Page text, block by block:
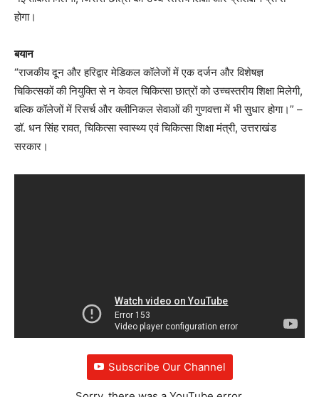
होगा।
बयान
“राजकीय दून और हरिद्वार मेडिकल कॉलेजों में एक दर्जन और विशेषज्ञ
चिकित्सकों की नियुक्ति से न केवल चिकित्सा छात्रों को उच्चस्तरीय शिक्षा मिलेगी,
बल्कि कॉलेजों में रिसर्च और क्लीनिकल सेवाओं की गुणवत्ता में भी सुधार होगा।” –
डॉ. धन सिंह रावत, चिकित्सा स्वास्थ्य एवं चिकित्सा शिक्षा मंत्री, उत्तराखंड
सरकार।
Subscribe Our Channel